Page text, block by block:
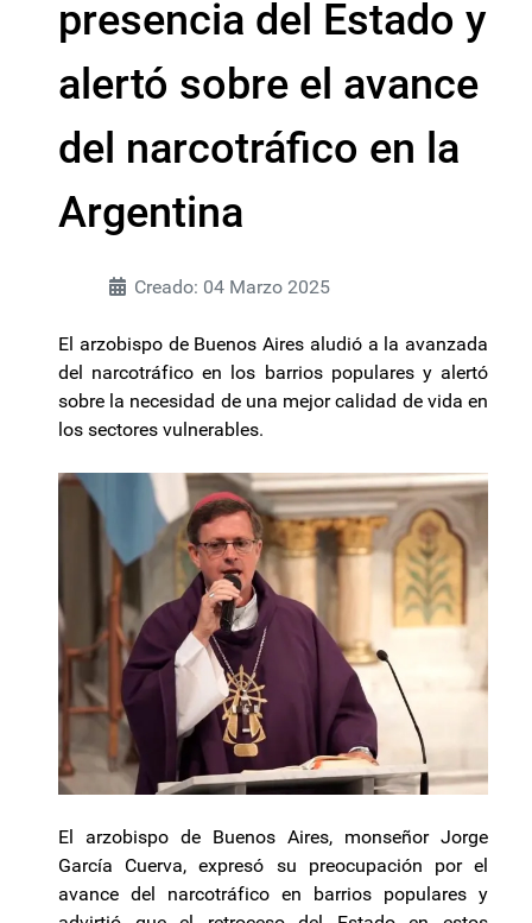
presencia del Estado y
alertó sobre el avance
del narcotráfico en la
Argentina
Creado: 04 Marzo 2025
El arzobispo de Buenos Aires aludió a la avanzada
del narcotráfico en los barrios populares y alertó
sobre la necesidad de una mejor calidad de vida en
los sectores vulnerables.
El arzobispo de Buenos Aires, monseñor Jorge
García Cuerva, expresó su preocupación por el
avance del narcotráfico en barrios populares y